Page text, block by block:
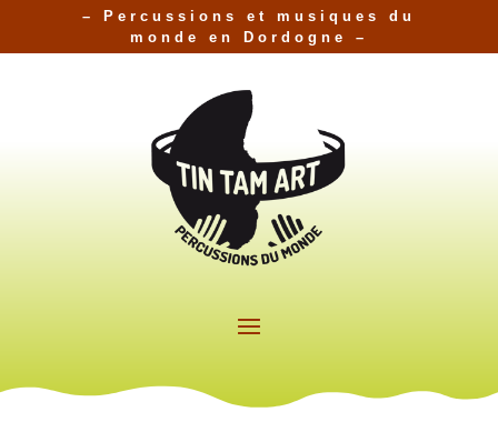
– Percussions et musiques du
monde en Dordogne –